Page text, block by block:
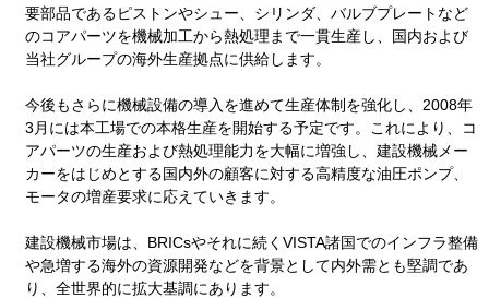
要部品であるピストンやシュー、シリンダ、バルブプレートなど
のコアパーツを機械加工から熱処理まで一貫生産し、国内および
当社グループの海外生産拠点に供給します。
今後もさらに機械設備の導入を進めて生産体制を強化し、2008年
3月には本工場での本格生産を開始する予定です。これにより、コ
アパーツの生産および熱処理能力を大幅に増強し、建設機械メー
カーをはじめとする国内外の顧客に対する高精度な油圧ポンプ、
モータの増産要求に応えていきます。
建設機械市場は、BRICsやそれに続くVISTA諸国でのインフラ整備
や急増する海外の資源開発などを背景として内外需とも堅調であ
り、全世界的に拡大基調にあります。